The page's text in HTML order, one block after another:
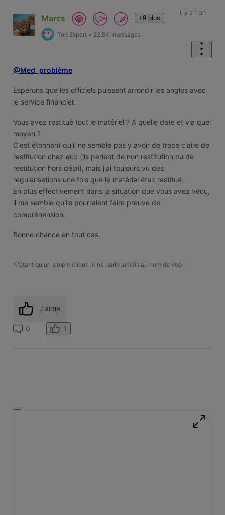
Marcs +9 plus
Top Expert • 22.5K messages
il y a 1 an
@Med_problème
Espérons que les officiels puissent arrondir les angles avec
le service financier.
Vous avez restitué tout le matériel ? A quelle date et via quel
moyen ?
C'est étonnant qu'il ne semble pas y avoir de trace claire de
restitution chez eux (ils parlent de non restitution ou de
restitution hors délai), mais j'ai toujours vu des
régularisations une fois que le matériel était restitué.
En plus effectivement dans la situation que vous avez vécu,
il me semble qu'ils pourraient faire preuve de
compréhension.
Bonne chance en tout cas.
N'étant qu'un simple client, je ne parle jamais au nom de Voo
J'aime
0 1